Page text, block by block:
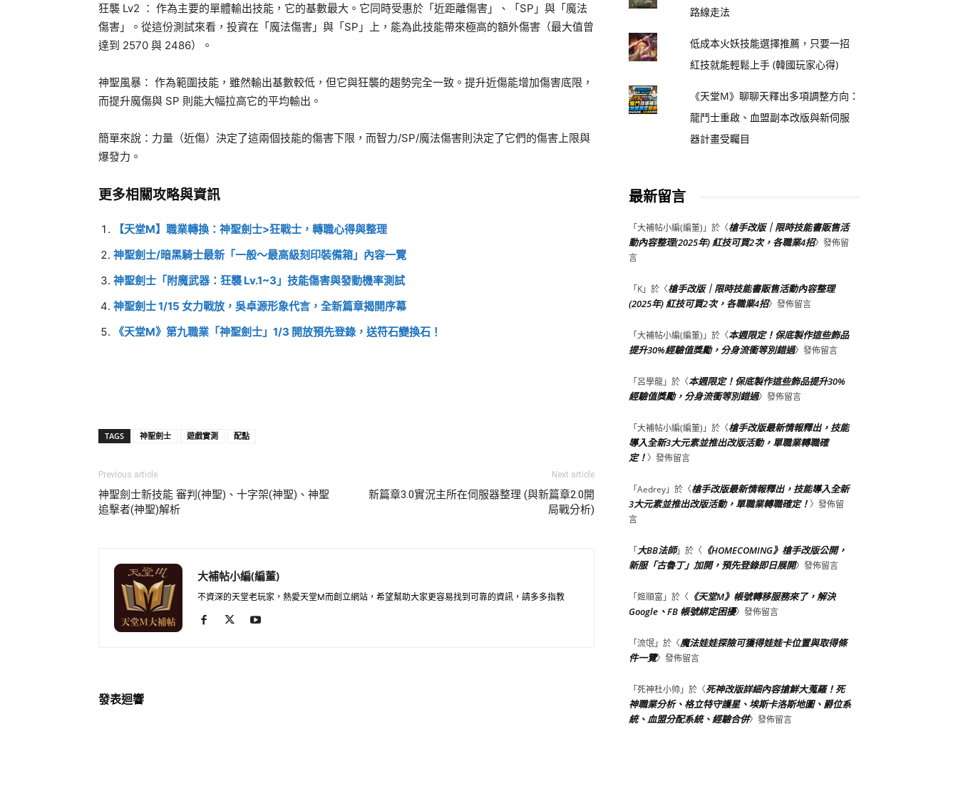
狂襲 Lv2 ： 作為主要的單體輸出技能，它的基數最大。它同時受惠於「近距離傷害」、「SP」與「魔法
傷害」。從這份測試來看，投資在「魔法傷害」與「SP」上，能為此技能帶來極高的額外傷害（最大值曾
達到 2570 與 2486）。
神聖風暴： 作為範圍技能，雖然輸出基數較低，但它與狂襲的趨勢完全一致。提升近傷能增加傷害底限，
而提升魔傷與 SP 則能大幅拉高它的平均輸出。
簡單來說：力量（近傷）決定了這兩個技能的傷害下限，而智力/SP/魔法傷害則決定了它們的傷害上限與
爆發力。
更多相關攻略與資訊
【天堂M】職業轉換：神聖劍士>狂戰士，轉職心得與整理
神聖劍士/暗黑騎士最新「一般～最高級刻印裝備箱」內容一覽
神聖劍士「附魔武器：狂襲 Lv.1~3」技能傷害與發動機率測試
神聖劍士 1/15 女力戰放，吳卓源形象代言，全新篇章揭開序幕
《天堂M》第九職業「神聖劍士」1/3 開放預先登錄，送符石變換石！
TAGS 神聖劍士 遊戲實測 配點
Previous article
神聖劍士新技能 審判(神聖)、十字架(神聖)、神聖
追擊者(神聖)解析
Next article
新篇章3.0實況主所在伺服器整理 (與新篇章2.0開
局戰分析)
大補帖小編(編董)
不資深的天堂老玩家，熱愛天堂M而創立網站，希望幫助大家更容易找到可靠的資訊，請多多指教
發表迴響
路線走法
低成本火妖技能選擇推薦，只要一招
紅技就能輕鬆上手 (韓國玩家心得)
《天堂M》聊聊天釋出多項調整方向：
龍鬥士重啟、血盟副本改版與新伺服
器計畫受矚目
最新留言
「大補帖小編(編董) 」於〈槍手改版｜限時技能書販售活
動內容整理(2025年) 紅技可買2次，各職業4招〉發佈留
言
「K」於〈槍手改版｜限時技能書販售活動內容整理
(2025年) 紅技可買2次，各職業4招〉發佈留言
「大補帖小編(編董) 」於〈本週限定！保底製作這些飾品
提升30%經驗值獎勵，分身流衝等別錯過〉發佈留言
「呂學龍」於〈本週限定！保底製作這些飾品提升30%
經驗值獎勵，分身流衝等別錯過〉發佈留言
「大補帖小編(編董) 」於〈槍手改版最新情報釋出，技能
導入全新3大元素並推出改版活動，單職業轉職確
定！〉發佈留言
「Aedrey」於〈槍手改版最新情報釋出，技能導入全新
3大元素並推出改版活動，單職業轉職確定！〉發佈留
言
「大BB法師」於〈 《HOMECOMING》槍手改版公開，
新服「古魯丁」加開，預先登錄即日展開〉發佈留言
「姬順富 」於〈 《天堂M》帳號轉移服務來了，解決
Google、FB 帳號綁定困擾〉發佈留言
「流氓」於〈魔法娃娃探險可獲得娃娃卡位置與取得條
件一覽〉發佈留言
「死神杜小帅 」於〈死神改版詳細內容搶鮮大蒐羅！死
神職業分析、格立特守護星、埃斯卡洛斯地圖、爵位系
統、血盟分配系統、經驗合併〉發佈留言